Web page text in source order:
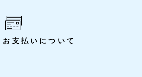
お支払いについて